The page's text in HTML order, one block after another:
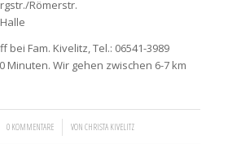
Römerstr.
Fam. Kivelitz, Tel.: 06541-3989
Minuten. Wir gehen zwischen 6-7 km
0 KOMMENTARE
/ VONCHRISTA KIVELITZ